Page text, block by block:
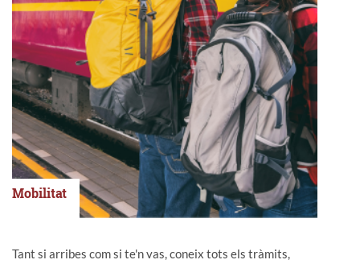
Mobilitat
Tant si arribes com si te'n vas, coneix tots els tràmits,